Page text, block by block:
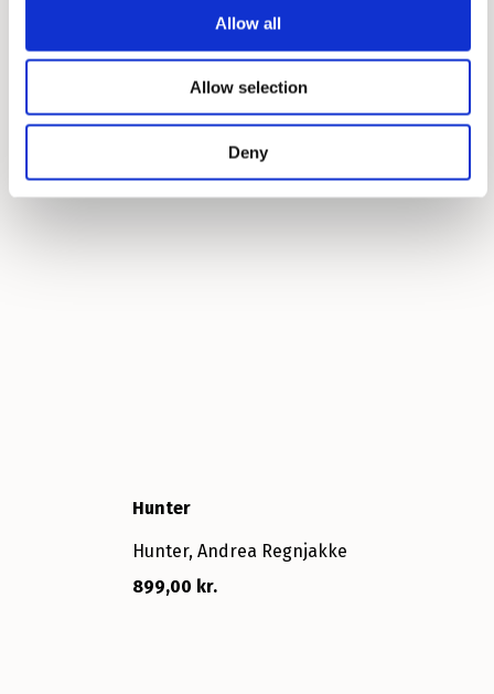
Allow all
Allow selection
Deny
Hunter
Hunter, Andrea Regnjakke
899,00 kr.